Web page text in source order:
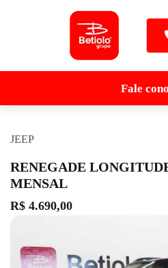
Fale
JEEP
RENEGADE
MENSAL
R$ 4.690,00